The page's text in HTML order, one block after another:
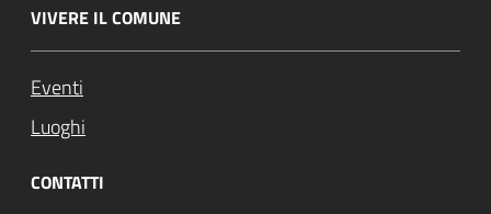
VIVERE IL COMUNE
Eventi
Luoghi
CONTATTI